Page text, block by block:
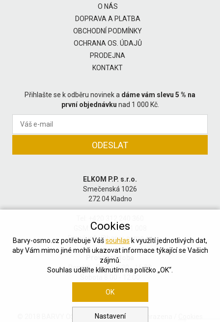
O NÁS
DOPRAVA A PLATBA
OBCHODNÍ PODMÍNKY
OCHRANA OS. ÚDAJŮ
PRODEJNA
KONTAKT
Přihlašte se k odběru novinek a dáme vám slevu 5 % na
první objednávku nad 1 000 Kč.
ELKOM P.P. s.r.o.
Smečenská 1026
272 04 Kladno
GSM: +420 602 201 008
Email:info@barvy-osmo.cz
Provozní doba
Pondělí - Pátek 7.30 - 16.30
© 2018 BARVY OSMO / Všechna práva vyhrazena /
Cookies
Barvy-osmo.cz potřebuje Vášsouhlas k využití jednotlivých dat,
aby Vám mimo jiné mohli ukazovat informace týkající se Vašich
zájmů.
Souhlas udělíte kliknutím na políčko „OK“.
Nastavení
OK